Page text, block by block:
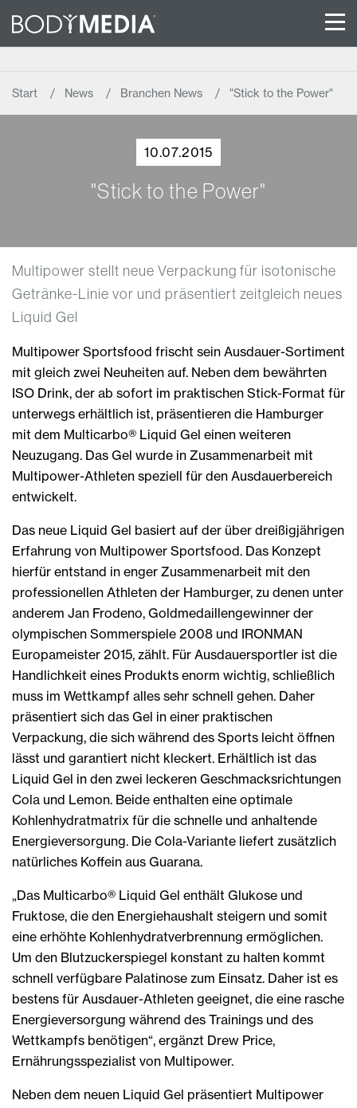
Start News Branchen News "Stick to the Power"
10.07.2015
"Stick to the Power"
Multipower stellt neue Verpackung für isotonische
Getränke-Linie vor und präsentiert zeitgleich neues
Liquid Gel
Multipower Sportsfood frischt sein Ausdauer-Sortiment
mit gleich zwei Neuheiten auf. Neben dem bewährten
ISO Drink, der ab sofort im praktischen Stick-Format für
unterwegs erhältlich ist, präsentieren die Hamburger
mit dem Multicarbo® Liquid Gel einen weiteren
Neuzugang. Das Gel wurde in Zusammenarbeit mit
Multipower-Athleten speziell für den Ausdauerbereich
entwickelt.
Das neue Liquid Gel basiert auf der über dreißigjährigen
Erfahrung von Multipower Sportsfood. Das Konzept
hierfür entstand in enger Zusammenarbeit mit den
professionellen Athleten der Hamburger, zu denen unter
anderem Jan Frodeno, Goldmedaillengewinner der
olympischen Sommerspiele 2008 und IRONMAN
Europameister 2015, zählt. Für Ausdauersportler ist die
Handlichkeit eines Produkts enorm wichtig, schließlich
muss im Wettkampf alles sehr schnell gehen. Daher
präsentiert sich das Gel in einer praktischen
Verpackung, die sich während des Sports leicht öffnen
lässt und garantiert nicht kleckert. Erhältlich ist das
Liquid Gel in den zwei leckeren Geschmacksrichtungen
Cola und Lemon. Beide enthalten eine optimale
Kohlenhydratmatrix für die schnelle und anhaltende
Energieversorgung. Die Cola-Variante liefert zusätzlich
natürliches Koffein aus Guarana.
„Das Multicarbo® Liquid Gel enthält Glukose und
Fruktose, die den Energiehaushalt steigern und somit
eine erhöhte Kohlenhydratverbrennung ermöglichen.
Um den Blutzuckerspiegel konstant zu halten kommt
schnell verfügbare Palatinose zum Einsatz. Daher ist es
bestens für Ausdauer-Athleten geeignet, die eine rasche
Energieversorgung während des Trainings und des
Wettkampfs benötigen“, ergänzt Drew Price,
Ernährungsspezialist von Multipower.
Neben dem neuen Liquid Gel präsentiert Multipower